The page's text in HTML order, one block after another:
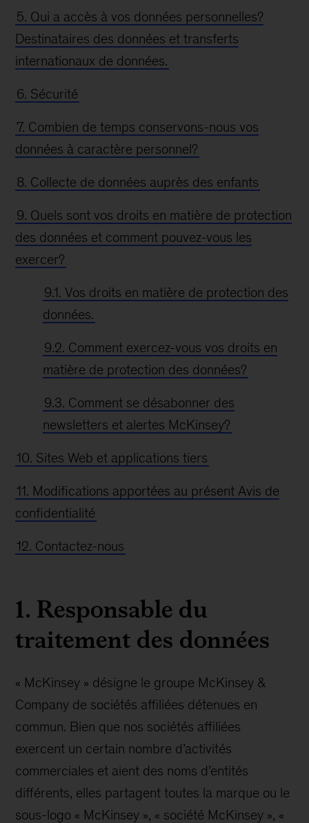
5. Qui a accès à vos données personnelles?
Destinataires des données et transferts
internationaux de données.
6. Sécurité
7. Combien de temps conservons-nous vos
données à caractère personnel?
8. Collecte de données auprès des enfants
9. Quels sont vos droits en matière de protection
des données et comment pouvez-vous les
exercer?
9.1. Vos droits en matière de protection des
données.
9.2. Comment exercez-vous vos droits en
matière de protection des données?
9.3. Comment se désabonner des
newsletters et alertes McKinsey?
10. Sites Web et applications tiers
11. Modifications apportées au présent Avis de
confidentialité
12. Contactez-nous
1. Responsable du
traitement des données
« McKinsey » désigne le groupe McKinsey &
Company de sociétés affiliées détenues en
commun. Bien que nos sociétés affiliées
exercent un certain nombre d’activités
commerciales et aient des noms d’entités
différents, elles partagent toutes la marque ou le
sous-logo « McKinsey », « société McKinsey », «